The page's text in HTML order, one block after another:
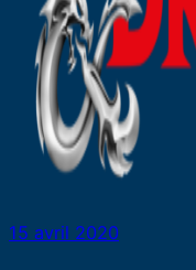
15 avril 2020